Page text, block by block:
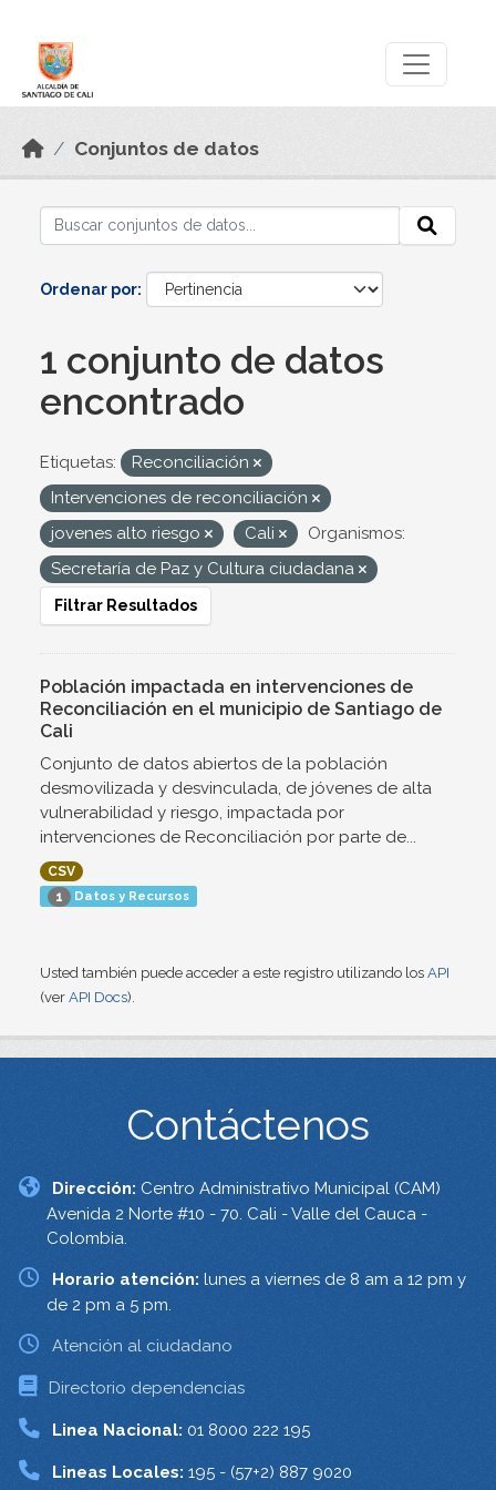
Conjuntos de datos
Ordenar por
1 conjunto de datos
encontrado
Etiquetas:
Reconciliación
Intervenciones de reconciliación
jovenes alto riesgo
Cali
Organismos:
Secretaría de Paz y Cultura ciudadana
Filtrar Resultados
Población impactada en intervenciones de
Reconciliación en el municipio de Santiago de
Cali
Conjunto de datos abiertos de la población
desmovilizada y desvinculada, de jóvenes de alta
vulnerabilidad y riesgo, impactada por
intervenciones de Reconciliación por parte de...
CSV
1 Datos y Recursos
Usted también puede acceder a este registro utilizando los API
(ver API Docs).
Contáctenos
Dirección: Centro Administrativo Municipal (CAM)
Avenida 2 Norte #10 - 70. Cali - Valle del Cauca -
Colombia.
Horario atención: lunes a viernes de 8 am a 12 pm y
de 2 pm a 5 pm.
Atención al ciudadano
Directorio dependencias
Linea Nacional: 01 8000 222 195
Lineas Locales: 195 - (57+2) 887 9020